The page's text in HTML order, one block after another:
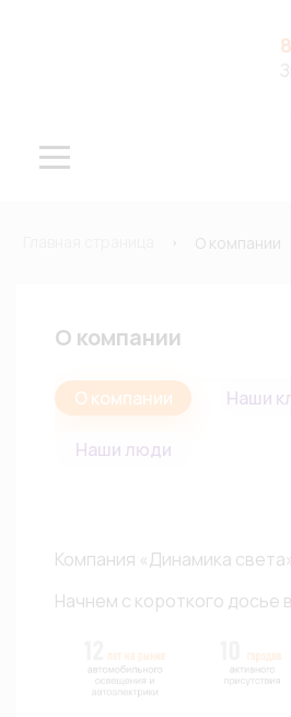
О компании
О компании
О компании Наши
Наши люди
Компания «Динамика
Начнем с короткого досье